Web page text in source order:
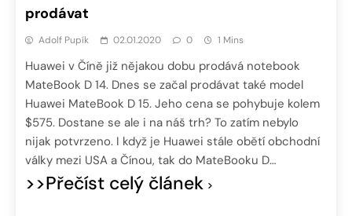
prodávat
Adolf Pupík 02.01.2020 0 1 Mins
Huawei v Číně již nějakou dobu prodává notebook
MateBook D 14. Dnes se začal prodávat také model
Huawei MateBook D 15. Jeho cena se pohybuje kolem
$575. Dostane se ale i na náš trh? To zatím nebylo
nijak potvrzeno. I když je Huawei stále obětí obchodní
války mezi USA a Čínou, tak do MateBooku D…
>>Přečíst celý článek